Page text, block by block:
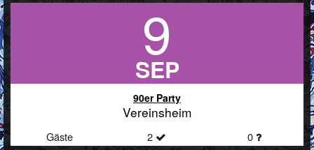
9
SEP
90er Party
Vereinsheim
Gäste 2 0